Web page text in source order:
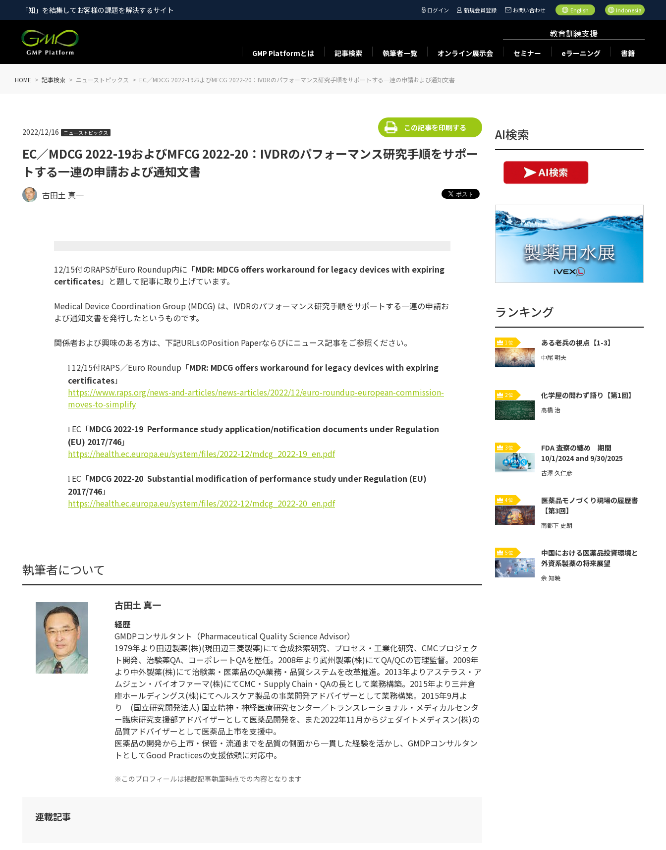
「知」を結集してお客様の課題を解決するサイト ログイン 新規会員登録 お問い合わせ English Indonesia
GMP Platformとは 記事検索 執筆者一覧 オンライン展示会
教育訓練支援
セミナー eラーニング 書籍
HOME 記事検索 ニューストピックス EC／MDCG 2022-19およびMFCG 2022-20：IVDRのパフォーマンス研究手順をサポートする一連の申請および通知文書
EC／MDCG 2022-19およびMFCG 2022-20：IVDRのパフォーマンス研究手順をサポー
トする一連の申請および通知文書
2022/12/16 ニューストピックス
この記事を印刷する
古田土 真一
12/15付のRAPSがEuro Roundup内に「MDR: MDCG offers workaround for legacy devices with expiring
certificates」と題して記事に取り上げています。
Medical Device Coordination Group (MDCG) は、IVDRのパフォーマンス研究手順をサポートする一連の申請お
よび通知文書を発行したというものです。
関係者および興味のある方は、下記URLsのPosition Paperならびにニュース記事をご参照ください。
l 12/15付RAPS／Euro Roundup「MDR: MDCG offers workaround for legacy devices with expiring
certificates」
https://www.raps.org/news-and-articles/news-articles/2022/12/euro-roundup-european-commission-
moves-to-simplify
l EC「MDCG 2022-19 Performance study application/notification documents under Regulation
(EU) 2017/746」
https://health.ec.europa.eu/system/files/2022-12/mdcg_ 2022-19_en.pdf
l EC「MDCG 2022-20 Substantial modification of performance study under Regulation (EU)
2017/746」
https://health.ec.europa.eu/system/files/2022-12/mdcg_ 2022-20_en.pdf
執筆者について
古田土 真一
経歴
GMDPコンサルタント（Pharmaceutical Quality Science Advisor）
1979年より田辺製薬(株)(現田辺三菱製薬)にて合成探索研究、プロセス・工業化研究、CMCプロジェク
ト開発、治験薬QA、コーポレートQAを歴任。2008年より武州製薬(株)にてQA/QCの管理監督。2009年
より中外製薬(株)にて治験薬・医薬品のQA業務・品質システムを改革推進。2013年よりアステラス・ア
ムジェン・バイオファーマ(株)にてCMC・Supply Chain・QAの長として業務構築。2015年より三井倉
庫ホールディングス(株)にてヘルスケア製品の事業開発アドバイザーとして業務構築。2015年9月よ
り (国立研究開発法人) 国立精神・神経医療研究センター／トランスレーショナル・メディカルセンタ
ー臨床研究支援部アドバイザーとして医薬品開発を、また2022年11月からジェダイトメディスン(株)の
品質アドバイザーとして医薬品上市を支援中。
医薬品の開発から上市・保管・流通までを品質の側面から一貫した経験を活かし、GMDPコンサルタン
トとしてGood Practicesの支援依頼に対応中。
※このプロフィールは掲載記事執筆時点での内容となります
連載記事
AI検索
ランキング
1位 ある老兵の視点【1-3】
中尾 明夫
2位 化学屋の問わず語り【第1回】
高橋 治
3位
FDA 査察の纏め 期間
10/1/2024 and 9/30/2025
古澤 久仁彦
4位
医薬品モノづくり現場の履歴書
【第3回】
南都下 史朗
5位
中国における医薬品投資環境と
外資系製薬の将来展望
余 知暁